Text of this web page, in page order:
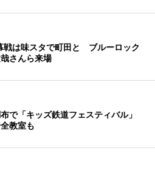
戦は味スタで町田と ブルーロック
さんら来場
布で「キッズ鉄道フェスティバル」
教室も